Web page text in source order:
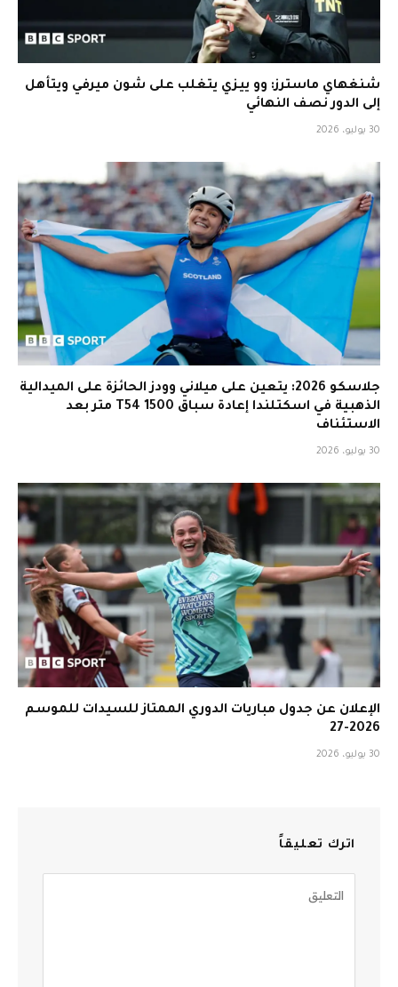
شنغهاي ماسترز: وو ييزي يتغلب على شون ميرفي ويتأهل
إلى الدور نصف النهائي
30 يوليو، 2026
جلاسكو 2026: يتعين على ميلاني وودز الحائزة على الميدالية
الذهبية في اسكتلندا إعادة سباق T54 1500 متر بعد
الاستئناف
30 يوليو، 2026
الإعلان عن جدول مباريات الدوري الممتاز للسيدات للموسم
2026-27
30 يوليو، 2026
اترك تعليقاً